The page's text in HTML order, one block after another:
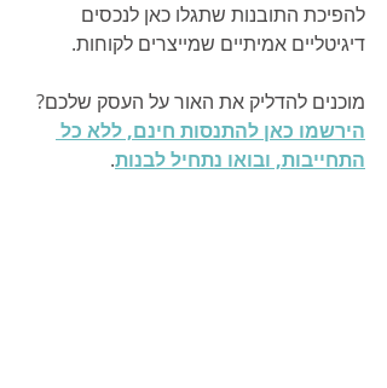
להפיכת התובנות שתגלו כאן לנכסים
דיגיטליים אמיתיים שמייצרים לקוחות.
מוכנים להדליק את האור על העסק שלכם?
הירשמו כאן להתנסות חינם, ללא כל
התחייבות, ובואו נתחיל לבנות.